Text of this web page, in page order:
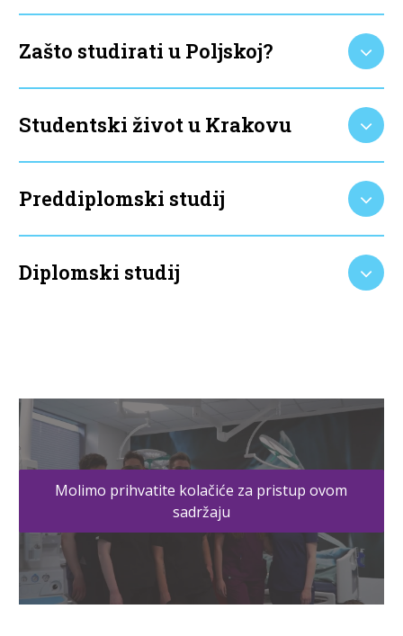
Zašto studirati u Poljskoj?
Studentski život u Krakovu
Preddiplomski studij
Diplomski studij
Molimo prihvatite kolačiće za pristup ovom
sadržaju